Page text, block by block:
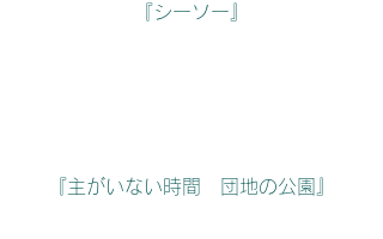
『シーソー』
『主がいない時間　団地の公園』